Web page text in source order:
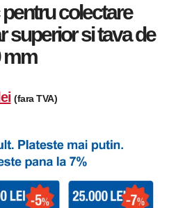
colectare
superior si tava de
mm
lei (fara TVA)